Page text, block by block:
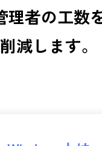
理者の工数
削減します。